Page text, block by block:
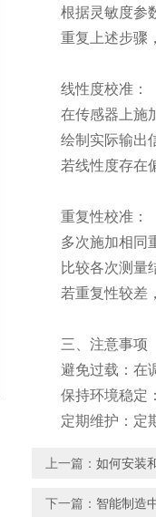
根据灵敏度参数
重复上述步骤，
线性度校准：
在传感器上施加
绘制实际输出信
若线性度存在偏
重复性校准：
多次施加相同重
比较各次测量结
若重复性较差，
三、注意事项
避免过载：在调
保持环境稳定：
定期维护：定期
上一篇： 如何安装
下一篇： 智能制造